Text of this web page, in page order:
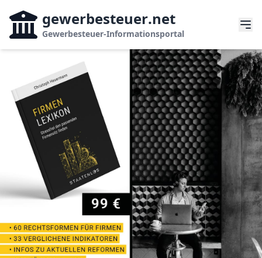
gewerbesteuer.net
Gewerbesteuer-Informationsportal